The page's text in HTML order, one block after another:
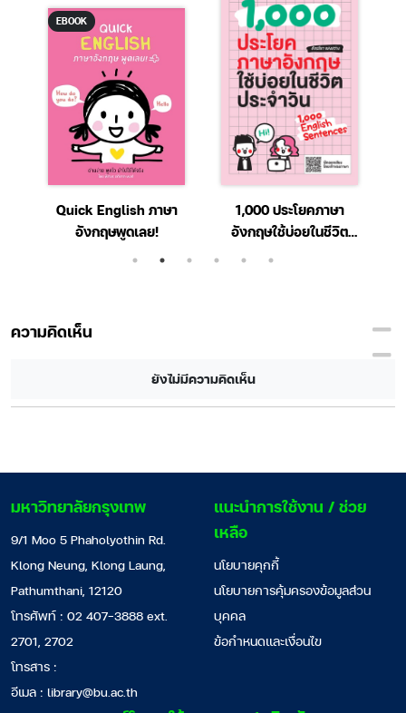
EBOOK
Quick English ภาษา
อังกฤษพูดเลย!
1,000 ประโยคภาษา
อังกฤษใช้บ่อยในชีวิต
ประจำวัน
ความคิดเห็น
ยังไม่มีความคิดเห็น
มหาวิทยาลัยกรุงเทพ
9/1 Moo 5 Phaholyothin Rd.
Klong Neung, Klong Laung,
Pathumthani, 12120
โทรศัพท์ : 02 407-3888 ext.
2701, 2702
โทรสาร :
อีเมล : library@bu.ac.th
แนะนำการใช้งาน / ช่วย
เหลือ
นโยบายคุกกี้
นโยบายการคุ้มครองข้อมูลส่วน
บุคคล
ข้อกำหนดและเงื่อนไข